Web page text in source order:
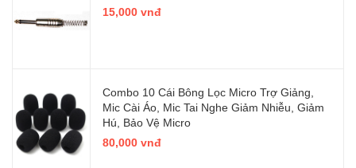
15,000 vnđ
Combo 10 Cái Bông Lọc Micro Trợ Giảng,
Mic Cài Áo, Mic Tai Nghe Giảm Nhiễu, Giảm
Hú, Bảo Vệ Micro
80,000 vnđ